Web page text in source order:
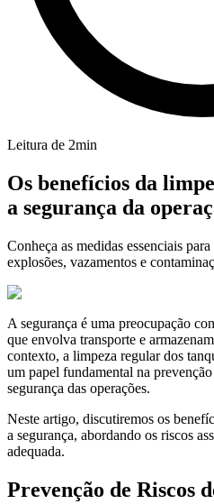
Leitura de 2min
Os benefícios da
a segurança da
Conheça as medidas essenciais
explosões, vazamentos e
A segurança é uma preocupação
que envolva transporte e
contexto, a limpeza regular dos
um papel fundamental na
segurança das operações.
Neste artigo, discutiremos os
a segurança, abordando os riscos
adequada.
Prevenção de Riscos